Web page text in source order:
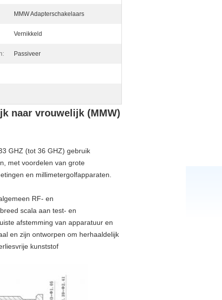
MMW Adapterschakelaars
Vernikkeld
Passiveer
naar vrouwelijk (MMW)
GHZ (tot 36 GHZ) gebruik
met voordelen van grote
en millimetergolfapparaten.
RF- en
scala aan test- en
afstemming van apparatuur en
en zijn ontworpen om herhaaldelijk
kunststof